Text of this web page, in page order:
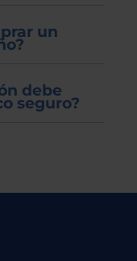
un
debe
seguro?